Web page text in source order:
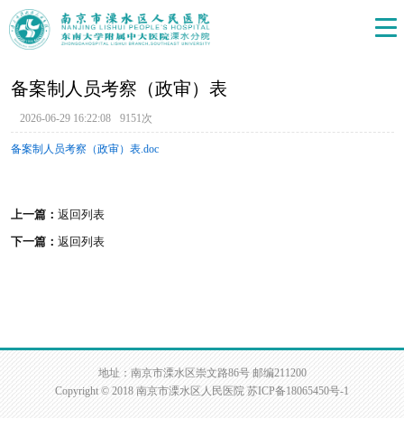
备案制人员考察（政审）表
2026-06-29 16:22:08 9151次
备案制人员考察（政审）表.doc
上一篇： 返回列表
下一篇： 返回列表
地址：南京市溧水区崇文路86号 邮编211200
Copyright © 2018 南京市溧水区人民医院 苏ICP备18065450号-1